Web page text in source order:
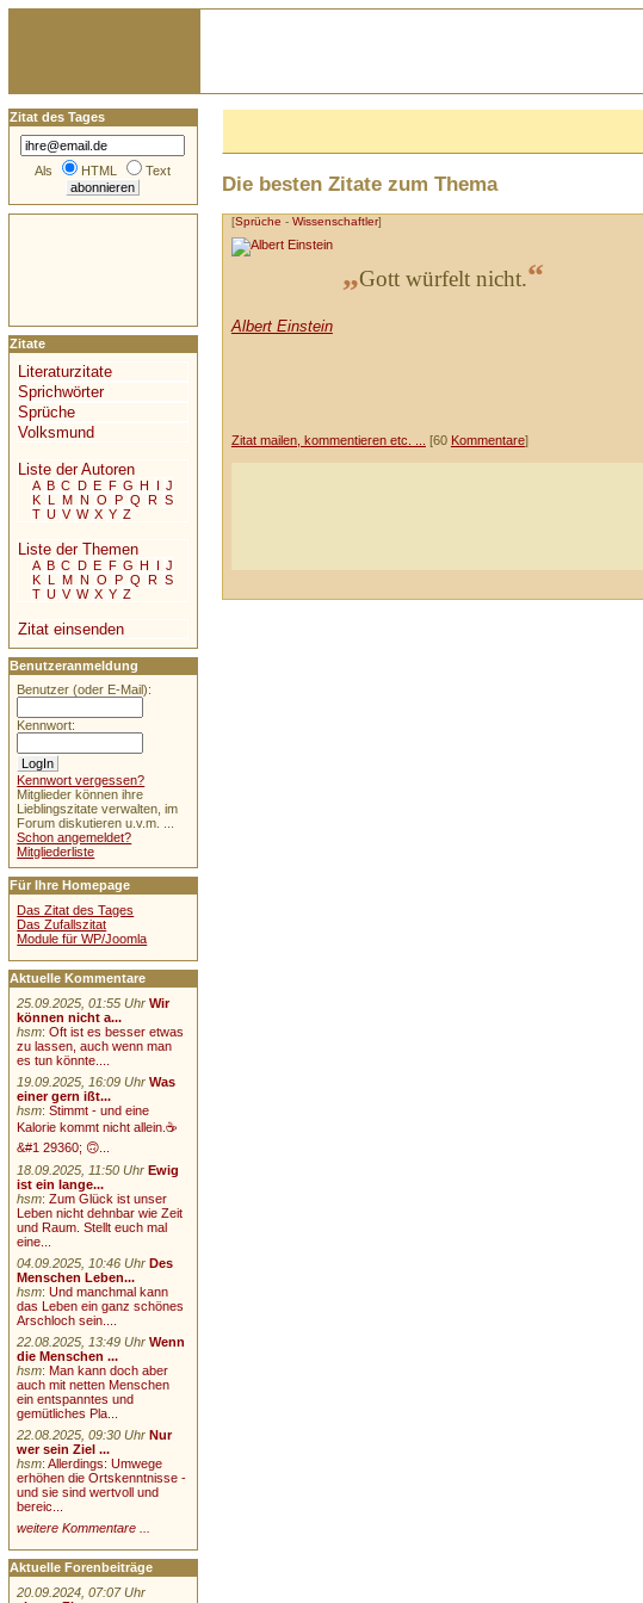
Die besten Zitate zum Thema
[Sprüche - Wissenschaftler]
„Gott würfelt nicht.“
Albert Einstein
Zitat mailen, kommentieren etc. ...
[60 Kommentare]
Zitat des Tages
Als HTML Text
Zitate
Literaturzitate
Sprichwörter
Sprüche
Volksmund
Liste der Autoren
A B C D E F G H I J
K L M N O P Q R S
T U V W X Y Z
Liste der Themen
A B C D E F G H I J
K L M N O P Q R S
T U V W X Y Z
Zitat einsenden
Benutzeranmeldung
Benutzer (oder E-Mail):
Kennwort:
Kennwort vergessen?
Mitglieder können ihre
Lieblingszitate verwalten, im
Forum diskutieren u.v.m. ...
Schon angemeldet?
Mitgliederliste
Für Ihre Homepage
Das Zitat des Tages
Das Zufallszitat
Module für WP/Joomla
Aktuelle Kommentare
25.09.2025, 01:55 Uhr Wir
können nicht a...
hsm:Oft ist es besser etwas
zu lassen, auch wenn man
es tun könnte....
19.09.2025, 16:09 Uhr Was
einer gern ißt...
hsm:Stimmt - und eine
Kalorie kommt nicht allein.☕
&#1 29360; 🙃...
18.09.2025, 11:50 Uhr Ewig
ist ein lange...
hsm:Zum Glück ist unser
Leben nicht dehnbar wie Zeit
und Raum. Stellt euch mal
eine...
04.09.2025, 10:46 Uhr Des
Menschen Leben...
hsm:Und manchmal kann
das Leben ein ganz schönes
Arschloch sein....
22.08.2025, 13:49 Uhr Wenn
die Menschen ...
hsm:Man kann doch aber
auch mit netten Menschen
ein entspanntes und
gemütliches Pla...
22.08.2025, 09:30 Uhr Nur
wer sein Ziel ...
hsm:Allerdings: Umwege
erhöhen die Ortskenntnisse -
und sie sind wertvoll und
bereic...
weitere Kommentare ...
Aktuelle Forenbeiträge
20.09.2024, 07:07 Uhr